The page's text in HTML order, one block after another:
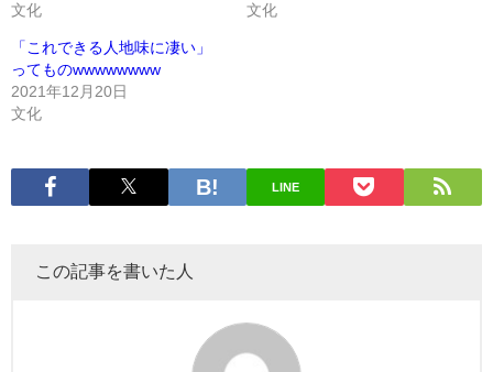
文化
文化
「これできる人地味に凄い」
ってものwwwwwwww
2021年12月20日
文化
LINE
この記事を書いた人